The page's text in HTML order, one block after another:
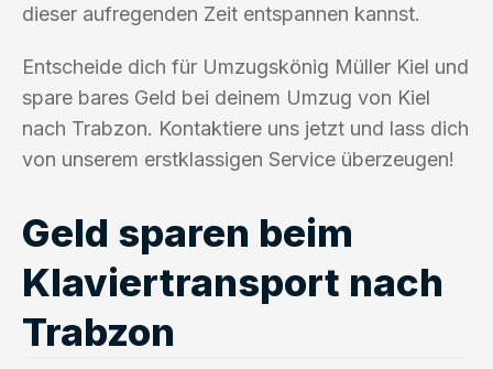
dieser aufregenden Zeit entspannen kannst.
Entscheide dich für Umzugskönig Müller Kiel und
spare bares Geld bei deinem Umzug von Kiel
nach Trabzon. Kontaktiere uns jetzt und lass dich
von unserem erstklassigen Service überzeugen!
Geld sparen beim
Klaviertransport nach
Trabzon